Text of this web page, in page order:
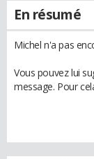
En résumé
Michel n'a pas
Vous pouvez lui
message. Pour